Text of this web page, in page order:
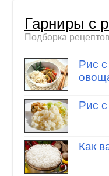
Гарниры с
Подборка рецептов
Рис
Рис
Как